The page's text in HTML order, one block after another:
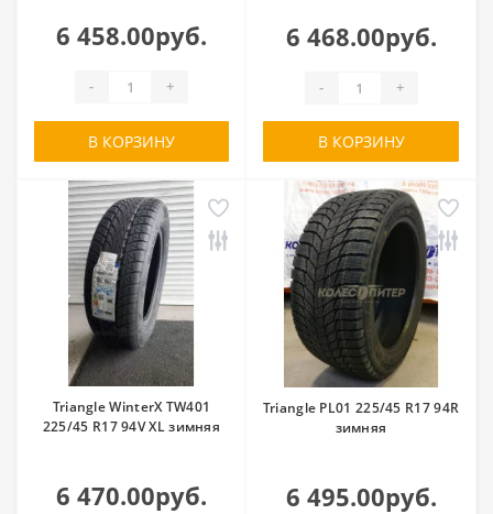
6 458.00руб.
- +
В КОРЗИНУ
6 468.00руб.
- +
В КОРЗИНУ
Triangle WinterX TW401
225/45 R17 94V XL зимняя
6 470.00руб.
Triangle PL01 225/45 R17 94R
зимняя
6 495.00руб.